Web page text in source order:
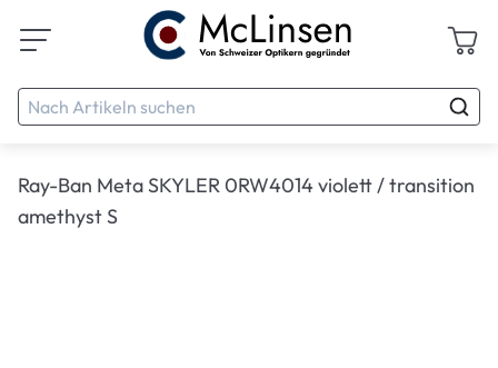
Ray-Ban Meta SKYLER 0RW4014 violett / transition
amethyst S